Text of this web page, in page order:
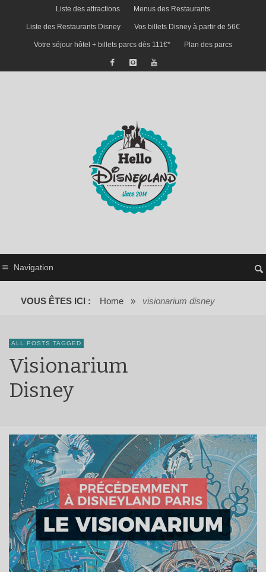
Liste des attractions Menus des Restaurants
Liste des Restaurants Disney Vos billets Disney à partir de 56€
Votre séjour hôtel + billets parcs dès 111€* Plan des parcs
Navigation
VOUS ÊTES ICI : Home » visionarium disney
ALL POSTS TAGGED
Visionarium
Disney